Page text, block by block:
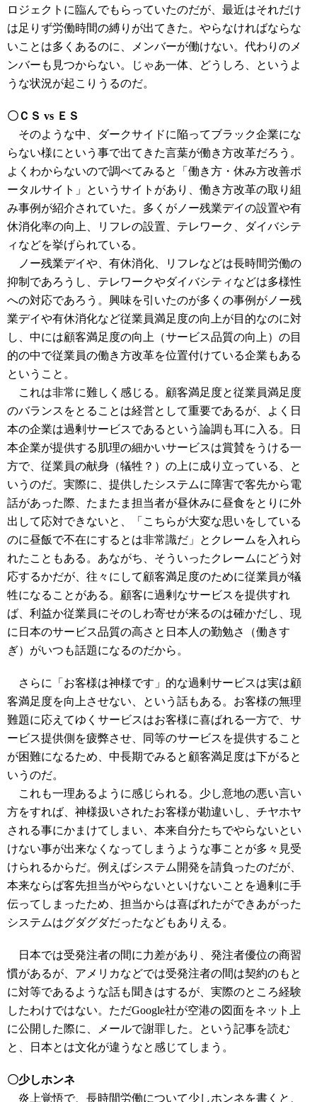
ロジェクトに臨んでもらっていたのだが、最近はそれだけ
は足りず労働時間の縛りが出てきた。やらなければならな
いことは多くあるのに、メンバーが働けない。代わりのメ
ンバーも見つからない。じゃあ一体、どうしろ、というよ
うな状況が起こりうるのだ。
〇ＣＳ vs ＥＳ
そのような中、ダークサイドに陥ってブラック企業にな
らない様にという事で出てきた言葉が働き方改革だろう。
よくわからないので調べてみると「働き方・休み方改善ポ
ータルサイト」というサイトがあり、働き方改革の取り組
み事例が紹介されていた。多くがノー残業デイの設置や有
休消化率の向上、リフレの設置、テレワーク、ダイバシテ
ィなどを挙げられている。
ノー残業デイや、有休消化、リフレなどは長時間労働の
抑制であろうし、テレワークやダイバシティなどは多様性
への対応であろう。興味を引いたのが多くの事例がノー残
業デイや有休消化など従業員満足度の向上が目的なのに対
し、中には顧客満足度の向上（サービス品質の向上）の目
的の中で従業員の働き方改革を位置付けている企業もある
ということ。
これは非常に難しく感じる。顧客満足度と従業員満足度
のバランスをとることは経営として重要であるが、よく日
本の企業は過剰サービスであるという論調も耳に入る。日
本企業が提供する肌理の細かいサービスは賞賛をうける一
方で、従業員の献身（犠牲？）の上に成り立っている、と
いうのだ。実際に、提供したシステムに障害で客先から電
話があった際、たまたま担当者が昼休みに昼食をとりに外
出して応対できないと、「こちらが大変な思いをしている
のに昼飯で不在にするとは非常識だ」とクレームを入れら
れたこともある。あながち、そういったクレームにどう対
応するかだが、往々にして顧客満足度のために従業員が犠
牲になることがある。顧客に過剰なサービスを提供すれ
ば、利益か従業員にそのしわ寄せが来るのは確かだし、現
に日本のサービス品質の高さと日本人の勤勉さ（働きす
ぎ）がいつも話題になるのだから。
さらに「お客様は神様です」的な過剰サービスは実は顧
客満足度を向上させない、という話もある。お客様の無理
難題に応えてゆくサービスはお客様に喜ばれる一方で、サ
ービス提供側を疲弊させ、同等のサービスを提供すること
が困難になるため、中長期でみると顧客満足度は下がると
いうのだ。
これも一理あるように感じられる。少し意地の悪い言い
方をすれば、神様扱いされたお客様が勘違いし、チヤホヤ
される事にかまけてしまい、本来自分たちでやらないとい
けない事が出来なくなってしまうような事ことが多々見受
けられるからだ。例えばシステム開発を請負ったのだが、
本来ならば客先担当がやらないといけないことを過剰に手
伝ってしまったため、担当からは喜ばれたができあがった
システムはグダグダだったなどもありえる。
日本では受発注者の間に力差があり、発注者優位の商習
慣があるが、アメリカなどでは受発注者の間は契約のもと
に対等であるような話も聞きはするが、実際のところ経験
したわけではない。ただGoogle社が空港の図面をネット上
に公開した際に、メールで謝罪した。という記事を読む
と、日本とは文化が違うなと感じてしまう。
〇少しホンネ
炎上覚悟で、長時間労働について少しホンネを書くと、